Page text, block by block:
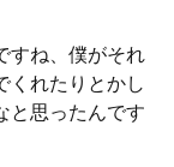
すね、僕がそれ
くれたりとかし
と思ったんです